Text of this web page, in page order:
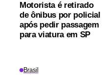
Motorista é retirado
de ônibus por policial
após pedir passagem
para viatura em SP
Brasil